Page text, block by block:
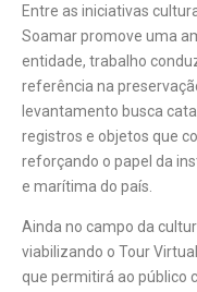
Entre as iniciativas
Soamar promove uma
entidade, trabalho
referência na
levantamento busca
registros e objetos que
reforçando o papel da
e marítima do país.
Ainda no campo da
viabilizando o Tour
que permitirá ao público